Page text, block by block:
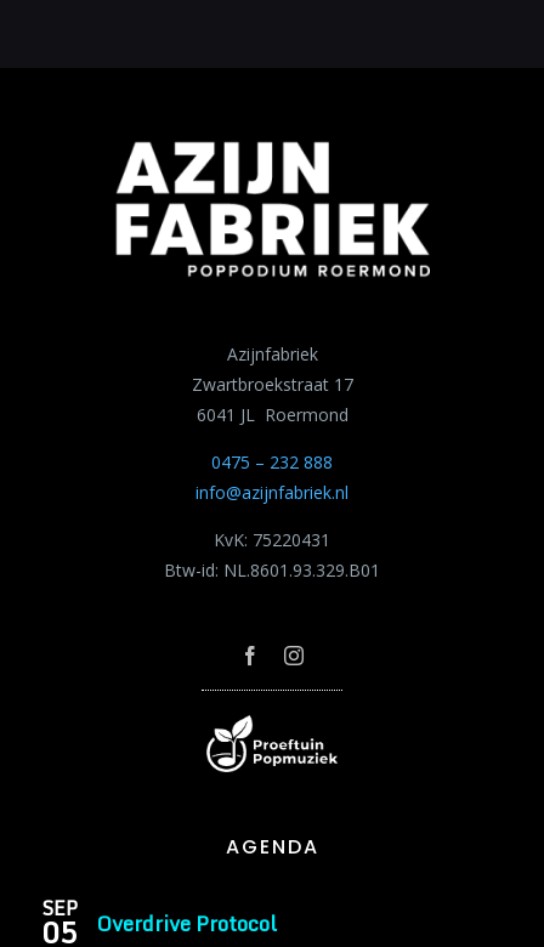
AGENDA
SEP
05 Overdrive Protocol
Azijnfabriek
Zwartbroekstraat 17
6041 JL Roermond
0475 – 232 888
info@azijnfabriek.nl
KvK: 75220431
Btw-id: NL.8601.93.329.B01